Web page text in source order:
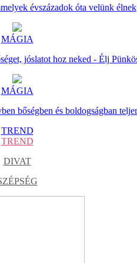
évszázadok óta velünk élnek
MÁGIA
jóslatot hoz neked - Élj
MÁGIA
bőségben és boldogságban
TREND
TREND
DIVAT